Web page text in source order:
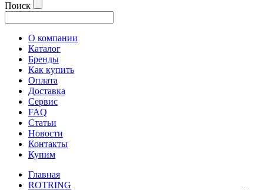
Поиск
О компании
Каталог
Бренды
Как купить
Оплата
Доставка
Сервис
FAQ
Статьи
Новости
Контакты
Купим
Главная
ROTRING